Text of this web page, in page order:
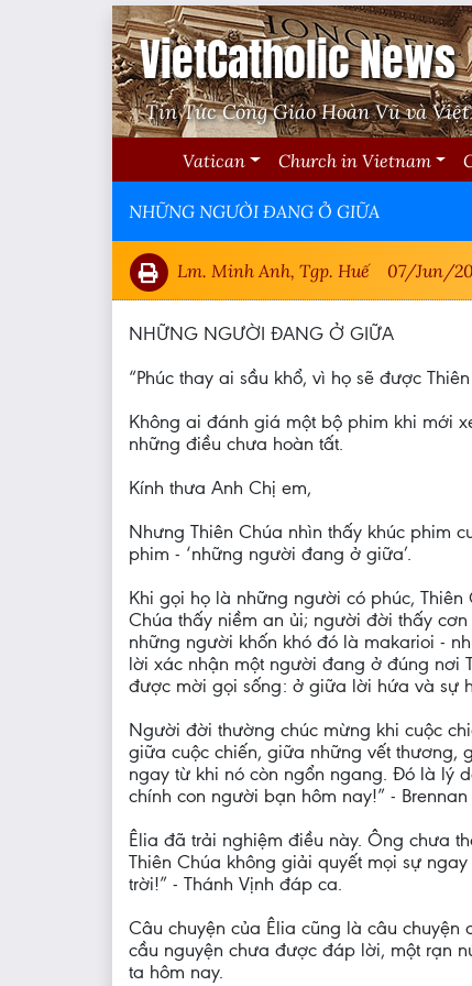
VietCatholic News
Tin Tức Công Giáo Hoàn Vũ và
Vatican Church in Vietnam
NHỮNG NGƯỜI ĐANG Ở GIỮA
Lm. Minh Anh, Tgp. Huế 07/Jun/
NHỮNG NGƯỜI ĐANG Ở GIỮA
“Phúc thay ai sầu khổ, vì họ sẽ được
Không ai đánh giá một bộ phim khi mới
những điều chưa hoàn tất.
Kính thưa Anh Chị em,
Nhưng Thiên Chúa nhìn thấy khúc phim
phim - ‘những người đang ở giữa’.
Khi gọi họ là những người có phúc,
Chúa thấy niềm an ủi; người đời thấy
những người khốn khó đó là makarioi -
lời xác nhận một người đang ở đúng nơi
được mời gọi sống: ở giữa lời hứa và sự
Người đời thường chúc mừng khi cuộc
giữa cuộc chiến, giữa những vết thương,
ngay từ khi nó còn ngổn ngang. Đó là lý
chính con người bạn hôm nay!” -
Êlia đã trải nghiệm điều này. Ông chưa
Thiên Chúa không giải quyết mọi sự
trời!” - Thánh Vịnh đáp ca.
Câu chuyện của Êlia cũng là câu
cầu nguyện chưa được đáp lời, một rạn
ta hôm nay.